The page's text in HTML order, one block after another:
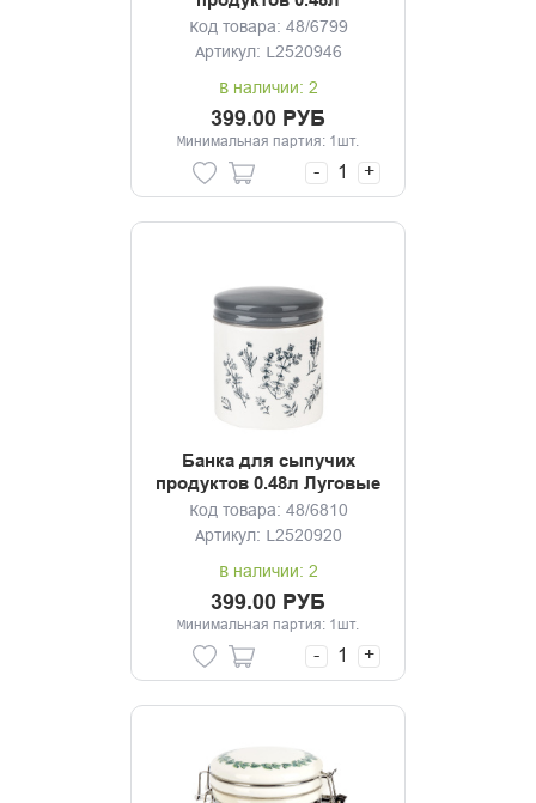
Душистые травы
Код товара: 48/6799
Артикул: L2520946
В наличии: 2
399.00 РУБ
Минимальная партия: 1шт.
- +
Банка для сыпучих
продуктов 0.48л Луговые
травы
Код товара: 48/6810
Артикул: L2520920
В наличии: 2
399.00 РУБ
Минимальная партия: 1шт.
- +